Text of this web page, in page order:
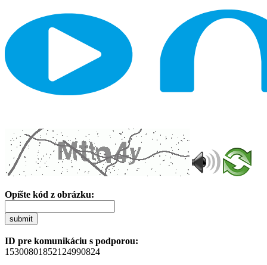
Opíšte kód z obrázku:
submit
ID pre komunikáciu s podporou:
15300801852124990824